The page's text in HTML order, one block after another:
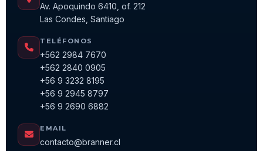
Av. Apoquindo 6410, of. 212
Las Condes, Santiago
TELÉFONOS
+562 2984 7670
+562 2840 0905
+56 9 3232 8195
+56 9 2945 8797
+56 9 2690 6882
EMAIL
contacto@branner.cl